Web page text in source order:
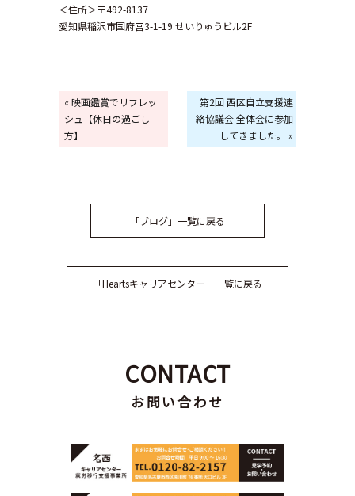
＜住所＞〒492-8137
愛知県稲沢市国府宮3-1-19 せいりゅうビル2F
« 映画鑑賞でリフレッ
シュ【休日の過ごし
方】
第2回 西区自立支援連
絡協議会 全体会に参加
してきました。 »
「ブログ」一覧に戻る
「Heartsキャリアセンター」一覧に戻る
CONTACT
お問い合わせ